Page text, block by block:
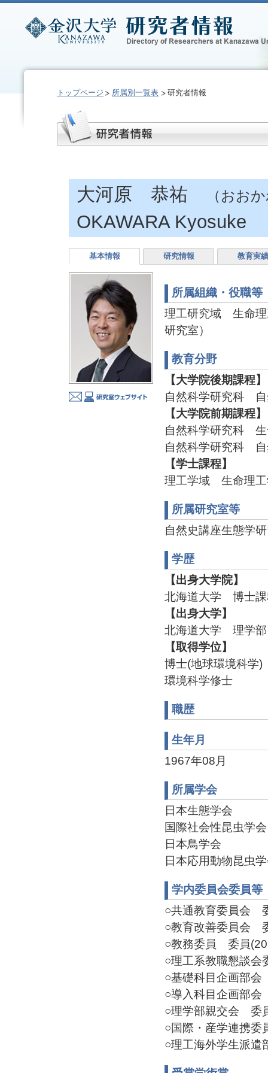
トップページ 所属別一覧表 研究者情報
大河原 恭祐 （おお
OKAWARA Kyosuke
基本情報 研究情報 教育実績
所属組織・役職等
理工研究域 生命
研究室）
教育分野
【大学院後期課程】
自然科学研究科 自
【大学院前期課程】
自然科学研究科
自然科学研究科 自
【学士課程】
理工学域 生命理
所属研究室等
自然史講座生態学
学歴
【出身大学院】
北海道大学 博士
【出身大学】
北海道大学 理学
【取得学位】
博士(地球環境科学)
環境科学修士
職歴
生年月
1967年08月
所属学会
日本生態学会
国際社会性昆虫学会
日本鳥学会
日本応用動物昆虫
学内委員会委員等
○共通教育委員会
○教育改善委員会
○教務委員 委員
○理工系教職懇談
○基礎科目企画部
○導入科目企画部
○理学部親交会 委
○国際・産学連携
○理工海外学生派